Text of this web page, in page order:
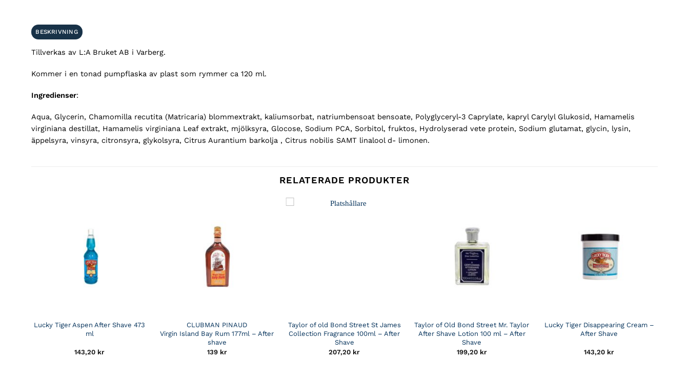
BESKRIVNING
Tillverkas av L:A Bruket AB i Varberg.
Kommer i en tonad pumpflaska av plast som rymmer ca 120 ml.
Ingredienser:
Aqua, Glycerin, Chamomilla recutita (Matricaria) blommextrakt, kaliumsorbat, natriumbensoat bensoate, Polyglyceryl-3 Caprylate, kapryl Carylyl Glukosid, Hamamelis
virginiana destillat, Hamamelis virginiana Leaf extrakt, mjölksyra, Glocose, Sodium PCA, Sorbitol, fruktos, Hydrolyserad vete protein, Sodium glutamat, glycin, lysin,
äppelsyra, vinsyra, citronsyra, glykolsyra, Citrus Aurantium barkolja , Citrus nobilis SAMT linalool d- limonen.
RELATERADE PRODUKTER
Lucky Tiger Aspen After Shave 473
ml
143,20 kr
CLUBMAN PINAUD
Virgin Island Bay Rum 177ml – After
shave
139 kr
Taylor of old Bond Street St James
Collection Fragrance 100ml – After
Shave
207,20 kr
Taylor of Old Bond Street Mr. Taylor
After Shave Lotion 100 ml – After
Shave
199,20 kr
Lucky Tiger Disappearing Cream –
After Shave
143,20 kr